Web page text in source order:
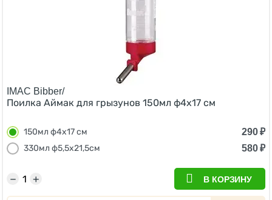
IMAC Bibber/
Поилка Аймак для грызунов 150мл ф4х17 см
150мл ф4х17 см 290₽
330мл ф5,5х21,5см
580₽
+
− В КОРЗИНУ